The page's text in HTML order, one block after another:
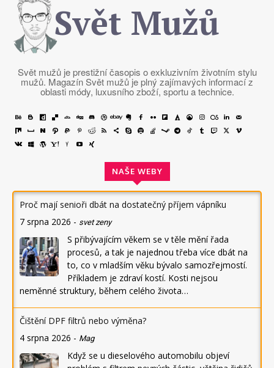
Svět Mužů
Svět mužů je prestižní časopis o exkluzivním životním stylu
mužů. Magazín Svět mužů je plný zajímavých informací z
oblasti módy, luxusního zboží, sportu a technice.
NAŠE WEBY
Proč mají senioři dbát na dostatečný příjem vápníku
7 srpna 2026 - svet zeny
S přibývajícím věkem se v těle mění řada
procesů, a tak je najednou třeba více dbát na
to, co v mladším věku bývalo samozřejmostí.
Příkladem je zdraví kostí. Kosti nejsou
neměnné struktury, během celého života…
Čištění DPF filtrů nebo výměna?
4 srpna 2026 - Mag
Když se u dieselového automobilu objeví